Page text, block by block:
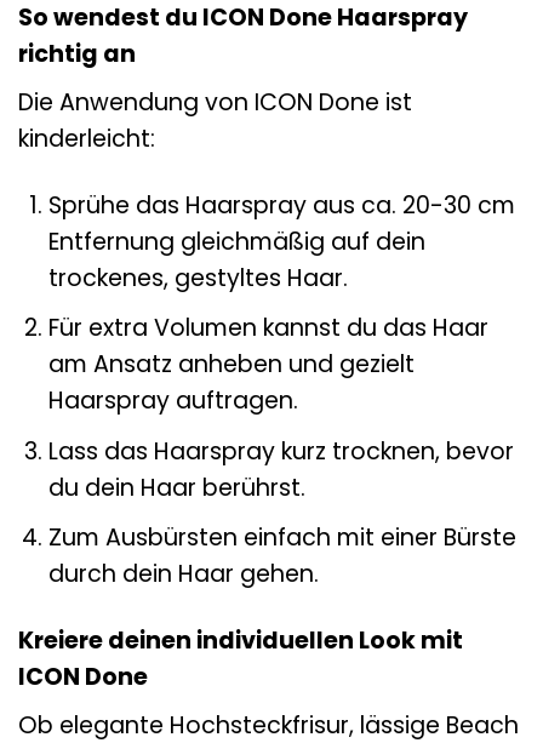
So wendest du ICON Done Haarspray
richtig an
Die Anwendung von ICON Done ist
kinderleicht:
Sprühe das Haarspray aus ca. 20-30 cm
Entfernung gleichmäßig auf dein
trockenes, gestyltes Haar.
Für extra Volumen kannst du das Haar
am Ansatz anheben und gezielt
Haarspray auftragen.
Lass das Haarspray kurz trocknen, bevor
du dein Haar berührst.
Zum Ausbürsten einfach mit einer Bürste
durch dein Haar gehen.
Kreiere deinen individuellen Look mit
ICON Done
Ob elegante Hochsteckfrisur, lässige Beach